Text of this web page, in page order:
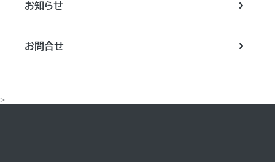
お知らせ
お問合せ
>